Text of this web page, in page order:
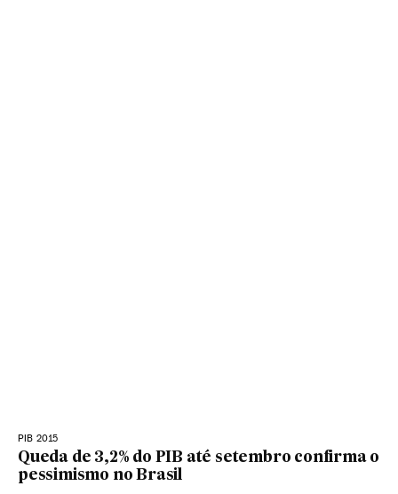
PIB 2015
Queda de 3,2% do PIB até setembro confirma o
pessimismo no Brasil